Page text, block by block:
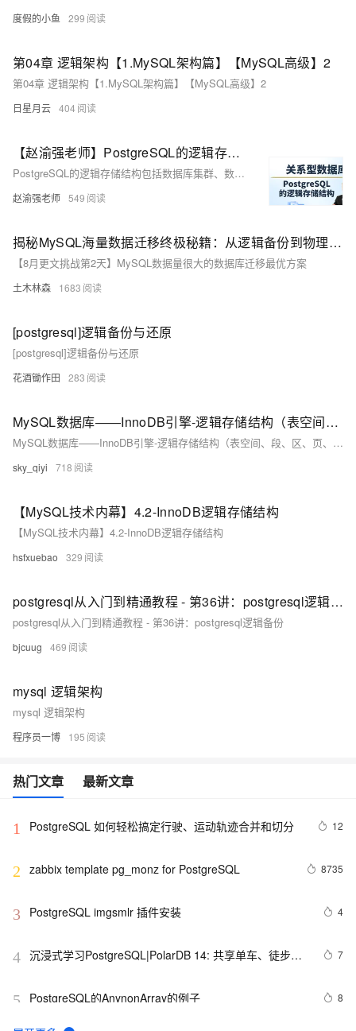
度假的小鱼 299
第04章 逻辑架构【1.MySQL架构篇】【MySQL高级】2
第04章 逻辑架构【1.MySQL架构篇】【MySQL高级】2
日星月云 404
【赵渝强老师】PostgreSQL的逻辑存储结构
PostgreSQL的逻辑存储结构包括数据库集群、数据库、表空间、段、区、块等。每个对象都有唯一的对象标识符OID，并存储于相应的系统目录表中。集群由单个服务器实例管理，包含多个数据库、用户及对象。表空间是数据库的逻辑存储单元，用于组织逻辑相关的数据结构。段是分配给表、索引等逻辑结构的空间集合，区是段的基本组成单位，而块则是最小的逻辑存储单位。
赵渝强老师 549
揭秘MySQL海量数据迁移终极秘籍：从逻辑备份到物理复制，解锁大数据迁移的高效与安全之道
【8月更文挑战第2天】MySQL数据量很大的数据库迁移最优方案
土木林森 1683
[postgresql]逻辑备份与还原
[postgresql]逻辑备份与还原
花酒锄作田 283
MySQL数据库——InnoDB引擎-逻辑存储结构（表空间、段、区、页、行）
MySQL数据库——InnoDB引擎-逻辑存储结构（表空间、段、区、页、行）
sky_qiyi 718
【MySQL技术内幕】4.2-InnoDB逻辑存储结构
【MySQL技术内幕】4.2-InnoDB逻辑存储结构
hsfxuebao 329
postgresql从入门到精通教程 - 第36讲：postgresql逻辑备份
postgresql从入门到精通教程 - 第36讲：postgresql逻辑备份
bjcuug 469
mysql 逻辑架构
mysql 逻辑架构
程序员一博 195
热门文章 最新文章
1 PostgreSQL 如何轻松搞定行驶、运动轨迹合并和切分 12
2 zabbix template pg_monz for PostgreSQL 8735
3 PostgreSQL imgsmlr 插件安装 4
4 沉浸式学习PostgreSQL|PolarDB 14: 共享单车、徒步、
7
5 PostgreSQL的AnynonArray的例子 8